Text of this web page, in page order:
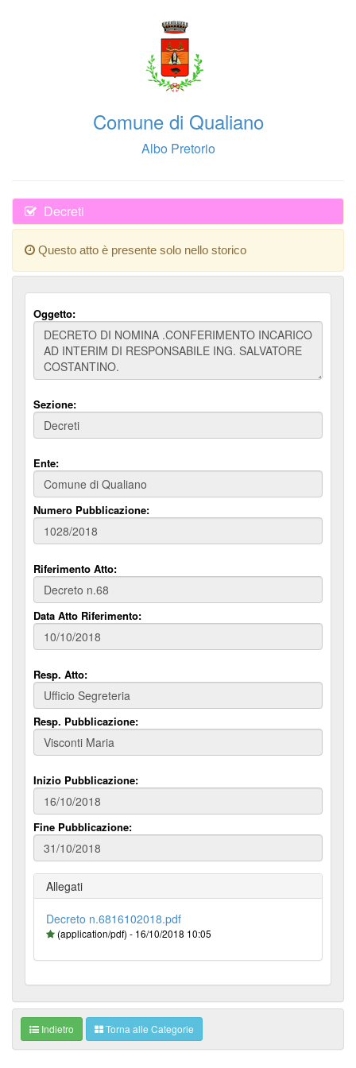
Comune di Qualiano
Albo Pretorio
Decreti
Questo atto è presente solo nello storico
Oggetto:
Sezione:
Ente:
Numero Pubblicazione:
Riferimento Atto:
Data Atto Riferimento:
Resp. Atto:
Resp. Pubblicazione:
Inizio Pubblicazione:
Fine Pubblicazione:
Allegati
Decreto n.6816102018.pdf
(application/pdf) - 16/10/2018 10:05
Indietro Torna alle Categorie